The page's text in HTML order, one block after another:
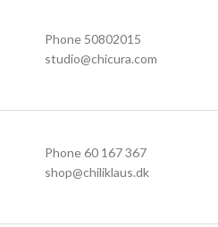
Phone 50802015
studio@chicura.com
Phone 60 167 367
shop@chiliklaus.dk